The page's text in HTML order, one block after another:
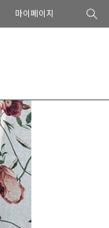
마이페이지